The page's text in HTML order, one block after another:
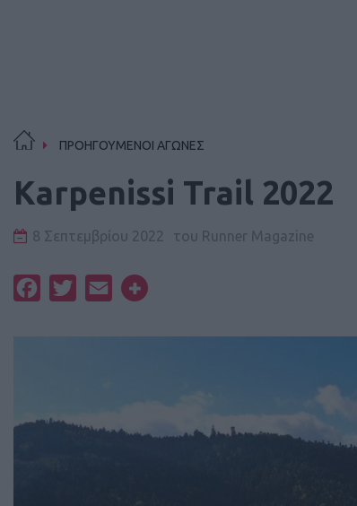
ΠΡΟΗΓΟΥΜΕΝΟΙ ΑΓΩΝΕΣ
Karpenissi Trail 2022
8 Σεπτεμβρίου 2022 του Runner Magazine
FacebookTwitterEmail